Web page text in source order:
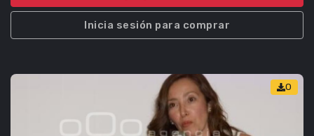
Inicia sesión para comprar
0